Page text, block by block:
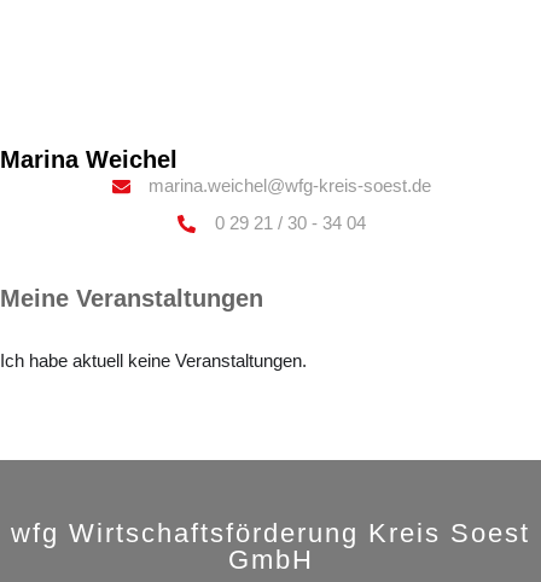
Marina Weichel
marina.weichel@wfg-kreis-soest.de
0 29 21 / 30 - 34 04
Meine Veranstaltungen
Ich habe aktuell keine Veranstaltungen.
wfg Wirtschaftsförderung Kreis Soest
GmbH